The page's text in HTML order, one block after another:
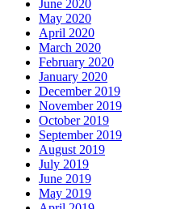
June 2020
May 2020
April 2020
March 2020
February 2020
January 2020
December 2019
November 2019
October 2019
September 2019
August 2019
July 2019
June 2019
May 2019